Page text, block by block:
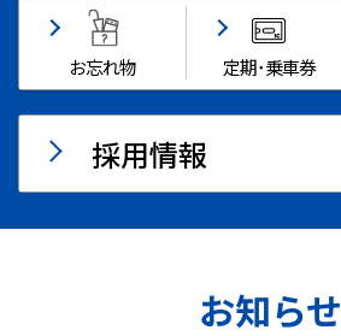
お忘れ物 定期･乗車券
採用情報
お知らせ